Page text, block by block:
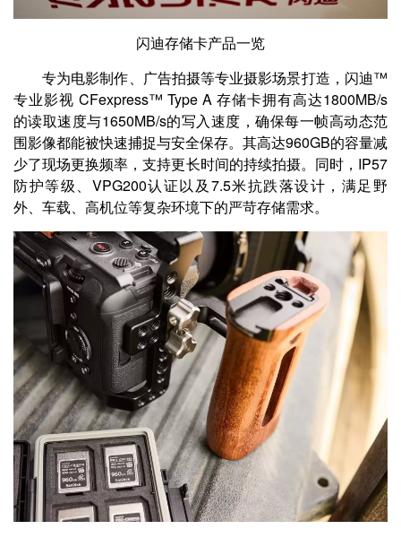
闪迪存储卡产品一览
专为电影制作、广告拍摄等专业摄影场景打造，闪迪™
专业影视 CFexpress™ Type A 存储卡拥有高达1800MB/s
的读取速度与1650MB/s的写入速度，确保每一帧高动态范
围影像都能被快速捕捉与安全保存。其高达960GB的容量减
少了现场更换频率，支持更长时间的持续拍摄。同时，IP57
防护等级、VPG200认证以及7.5米抗跌落设计，满足野
外、车载、高机位等复杂环境下的严苛存储需求。